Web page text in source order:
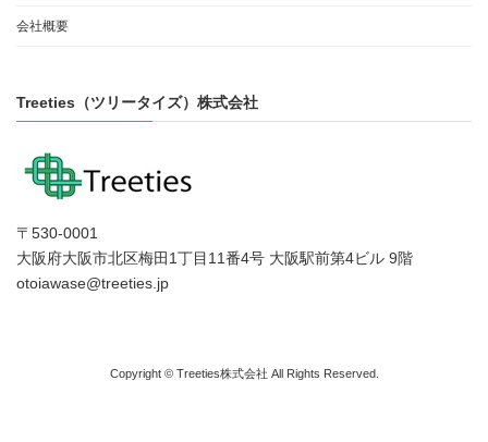
会社概要
Treeties（ツリータイズ）株式会社
〒530-0001
大阪府大阪市北区梅田1丁目11番4号 大阪駅前第4ビル 9階
otoiawase@treeties.jp
Copyright © Treeties株式会社 All Rights Reserved.